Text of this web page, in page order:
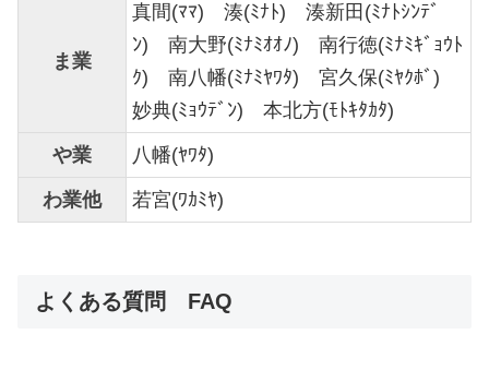
ま業
真間(ﾏﾏ) 湊(ﾐﾅﾄ) 湊新田(ﾐﾅﾄｼﾝﾃﾞ
ﾝ) 南大野(ﾐﾅﾐｵｵﾉ) 南行徳(ﾐﾅﾐｷﾞｮｳﾄ
ｸ) 南八幡(ﾐﾅﾐﾔﾜﾀ) 宮久保(ﾐﾔｸﾎﾞ)
妙典(ﾐｮｳﾃﾞﾝ) 本北方(ﾓﾄｷﾀｶﾀ)
や業 八幡(ﾔﾜﾀ)
わ業他 若宮(ﾜｶﾐﾔ)
よくある質問 FAQ